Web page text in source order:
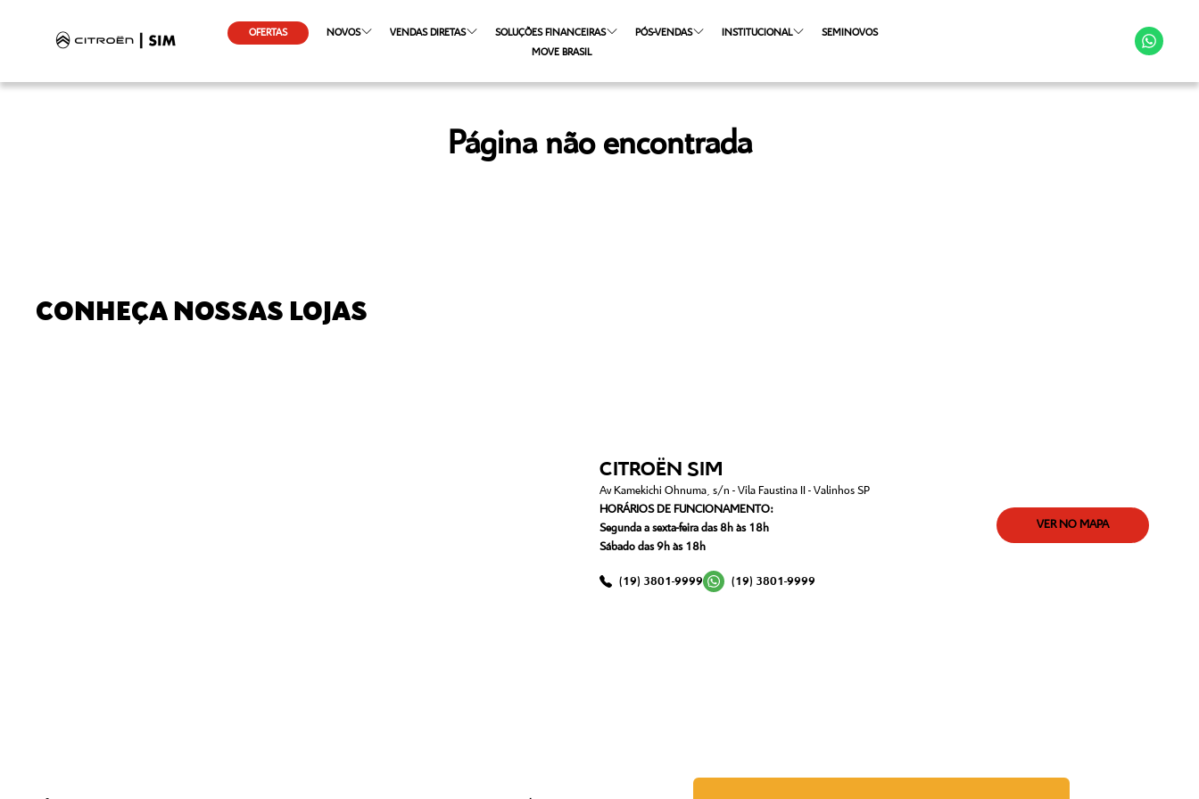
OFERTAS NOVOS VENDAS DIRETAS SOLUÇÕES FINANCEIRAS PÓS-VENDAS INSTITUCIONAL
SEMINOVOS
MOVE BRASIL
Página não encontrada
CONHEÇA NOSSAS LOJAS
CITROËN SIM
Av Kamekichi Ohnuma, s/n - Vila Faustina II - Valinhos SP
HORÁRIOS DE FUNCIONAMENTO:
Segunda a sexta-feira das 8h às 18h
Sábado das 9h às 18h
(19) 3801-9999 (19) 3801-9999
VER NO MAPA